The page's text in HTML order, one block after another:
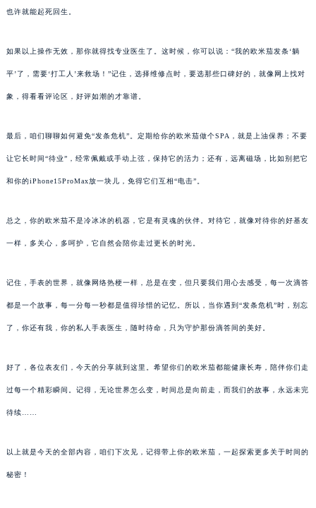
也许就能起死回生。
如果以上操作无效，那你就得找专业医生了。这时候，你可以说：“我的欧米茄发条‘躺
平’了，需要‘打工人’来救场！”记住，选择维修点时，要选那些口碑好的，就像网上找对
象，得看看评论区，好评如潮的才靠谱。
最后，咱们聊聊如何避免“发条危机”。定期给你的欧米茄做个SPA，就是上油保养；不要
让它长时间“待业”，经常佩戴或手动上弦，保持它的活力；还有，远离磁场，比如别把它
和你的iPhone15ProMax放一块儿，免得它们互相“电击”。
总之，你的欧米茄不是冷冰冰的机器，它是有灵魂的伙伴。对待它，就像对待你的好基友
一样，多关心，多呵护，它自然会陪你走过更长的时光。
记住，手表的世界，就像网络热梗一样，总是在变，但只要我们用心去感受，每一次滴答
都是一个故事，每一分每一秒都是值得珍惜的记忆。所以，当你遇到“发条危机”时，别忘
了，你还有我，你的私人手表医生，随时待命，只为守护那份滴答间的美好。
好了，各位表友们，今天的分享就到这里。希望你们的欧米茄都能健康长寿，陪伴你们走
过每一个精彩瞬间。记得，无论世界怎么变，时间总是向前走，而我们的故事，永远未完
待续……
以上就是今天的全部内容，咱们下次见，记得带上你的欧米茄，一起探索更多关于时间的
秘密！